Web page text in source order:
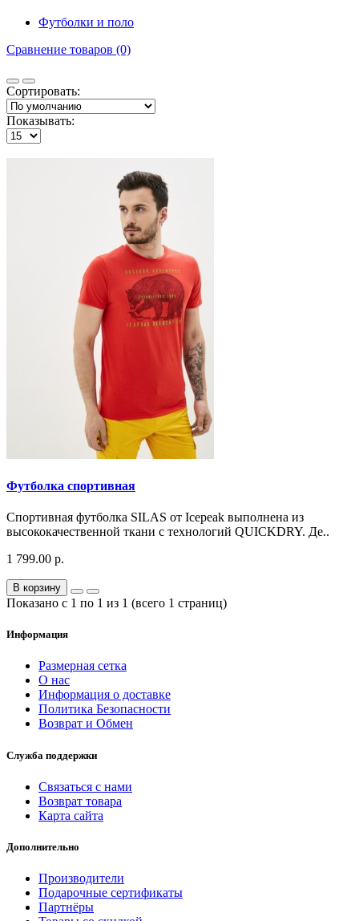
Футболки и поло
Сравнение товаров (0)
Сортировать:
Показывать:
Футболка спортивная
Спортивная футболка SILAS от Icepeak выполнена из
высококачественной ткани с технологий QUICKDRY. Де..
1 799.00 р.
В корзину
Показано с 1 по 1 из 1 (всего 1 страниц)
Информация
Размерная сетка
О нас
Информация о доставке
Политика Безопасности
Возврат и Обмен
Служба поддержки
Связаться с нами
Возврат товара
Карта сайта
Дополнительно
Производители
Подарочные сертификаты
Партнёры